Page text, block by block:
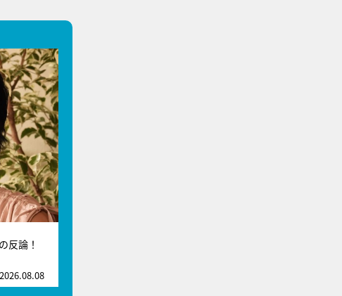
反論！
2026.08.08